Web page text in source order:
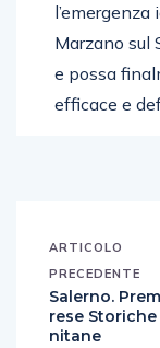
Marzano sul
e possa
efficace e
ARTICOLO
PRECEDENTE
Salerno.
rese Storiche
nitane